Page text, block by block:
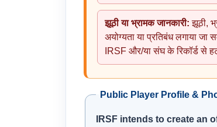
झूठी या भ्रामक जानकारी: झूठी,
अयोग्यता या प्रतिबंध लगाया जा
IRSF और/या संघ के रिकॉर्ड से
Public Player Profile &
IRSF intends to create an